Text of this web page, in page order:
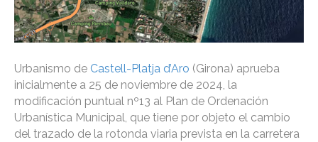
Urbanismo de Castell-Platja d’Aro (Girona) aprueba
inicialmente a 25 de noviembre de 2024, la
modificación puntual nº13 al Plan de Ordenación
Urbanística Municipal, que tiene por objeto el cambio
del trazado de la rotonda viaria prevista en la carretera